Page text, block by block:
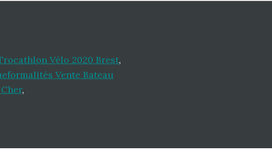
Vélo 2020 Brest,
Vente Bateau
,